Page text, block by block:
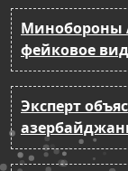
Минобороны
фейковое
Эксперт